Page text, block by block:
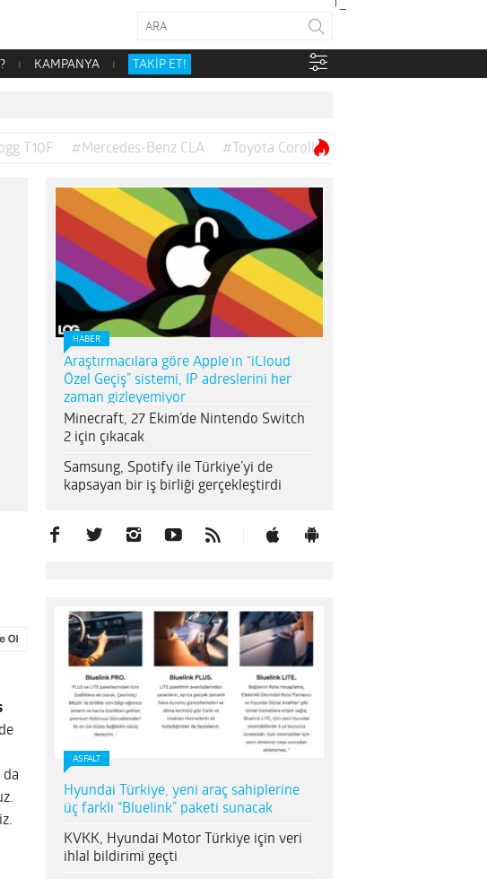
KAMPANYA TAKİP ET!
T10F #Mercedes-Benz CLA #Toyota Corolla
da
HABER
Araştırmacılara göre Apple’ın “iCloud
Özel Geçiş” sistemi, IP adreslerini her
zaman gizleyemiyor
Minecraft, 27 Ekim’de Nintendo Switch
2 için çıkacak
Samsung, Spotify ile Türkiye’yi de
kapsayan bir iş birliği gerçekleştirdi
ASFALT
Hyundai Türkiye, yeni araç sahiplerine
üç farklı “Bluelink” paketi sunacak
KVKK, Hyundai Motor Türkiye için veri
ihlal bildirimi geçti